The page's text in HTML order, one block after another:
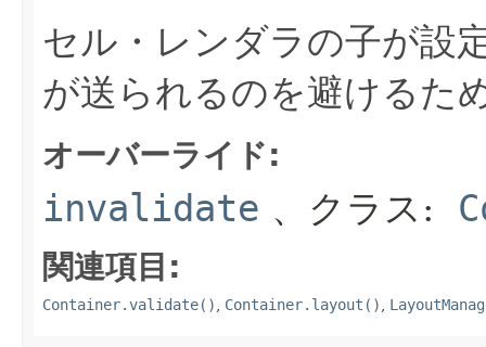
セル・レンダラの子が設
が送られるのを避けるた
オーバーライド:
invalidate 、クラス:
関連項目:
Container.validate() Container.layout()